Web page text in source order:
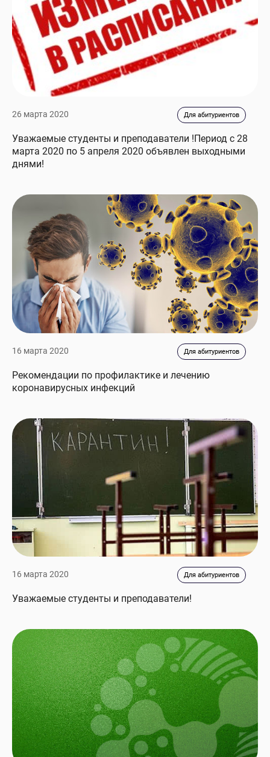
26 марта 2020 Для абитуриентов
Уважаемые студенты и преподаватели !Период с 28
марта 2020 по 5 апреля 2020 объявлен выходными
днями!
16 марта 2020 Для абитуриентов
Рекомендации по профилактике и лечению
коронавирусных инфекций
16 марта 2020 Для абитуриентов
Уважаемые студенты и преподаватели!